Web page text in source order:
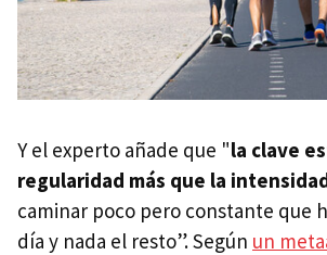
Y el experto añade que "la clave
regularidad más que la
caminar poco pero constante que
día y nada el resto”. Según un